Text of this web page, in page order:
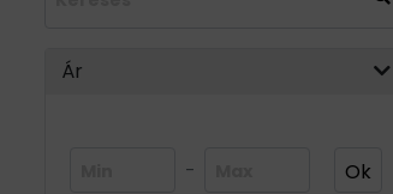
Ár
- Ok